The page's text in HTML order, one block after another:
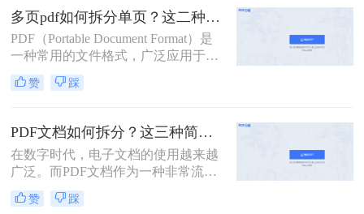
便于管理、传输或打印。那么pdf如何
分割呢？本文将详细介绍几种PDF分
割的方法，帮助您轻松完成这一任
务。
多页pdf如何拆分单页？这二种方法可以有效解决你的问题！
PDF（Portable Document Format）是
一种常用的文件格式，广泛应用于文
档分享、电子书、合同签署等领域。
然而，有时我们可能需要将一个包含
页PDF文件，以便于更灵活地管理和
使用。那么多页pdf如何拆分单页呢？
本文将详细介绍几种拆分多页PDF为
单页PDF的方法，帮助读者轻松应对
这一需求。
赞 踩
PDF文档如何拆分？这三种简单方法可以学习！
在数字时代，电子文档的使用越来越
广泛。而PDF文档作为一种非常流行
的电子文档格式，常常用于存储和传
输各种类型的文件。然而，有时候我
赞 踩